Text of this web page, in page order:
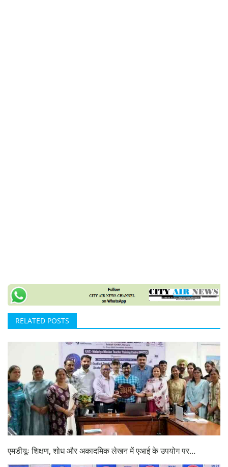
RELATED POSTS
एमडीयूः शिक्षण, शोध और अकादमिक लेखन में एआई के उपयोग पर...